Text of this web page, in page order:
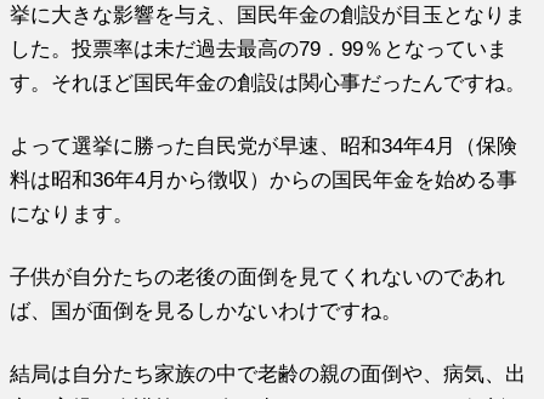
挙に大きな影響を与え、国民年金の創設が目玉となりま
した。投票率は未だ過去最高の79．99％となっていま
す。それほど国民年金の創設は関心事だったんですね。
よって選挙に勝った自民党が早速、昭和34年4月（保険
料は昭和36年4月から徴収）からの国民年金を始める事
になります。
子供が自分たちの老後の面倒を見てくれないのであれ
ば、国が面倒を見るしかないわけですね。
結局は自分たち家族の中で老齢の親の面倒や、病気、出